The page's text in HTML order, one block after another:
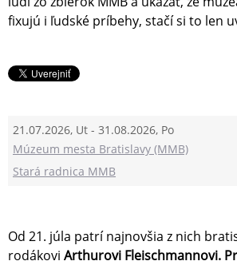
fixujú i ľudské príbehy, stačí si to len
21.07.2026, Ut - 31.08.2026, Po
Múzeum mesta Bratislavy (MMB)
Stará radnica MMB
Od 21. júla patrí najnovšia z nich
rodákovi Arthurovi Fleischmannovi.